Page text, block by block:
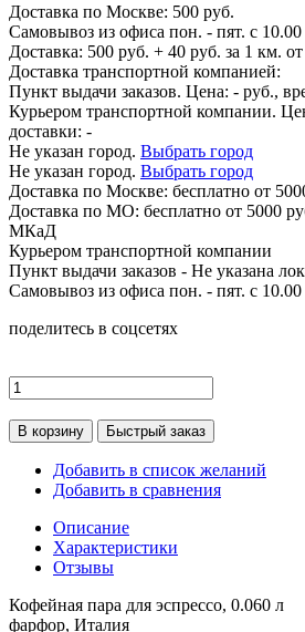
Доставка по Москве: 500 руб.
Самовывоз из офиса пон. - пят. с
Доставка: 500 руб. + 40 руб. за 1 км.
Доставка транспортной компанией:
Пункт выдачи заказов. Цена: - руб.,
Курьером транспортной компании.
доставки: -
Не указан город. Выбрать город
Не указан город. Выбрать город
Доставка по Москве: бесплатно от
Доставка по МО: бесплатно от 5000
МКаД
Курьером транспортной компании
Пункт выдачи заказов - Не указана
Самовывоз из офиса пон. - пят. с
поделитесь в соцсетях
В корзину Быстрый заказ
Добавить в список желаний
Добавить в сравнения
Описание
Характеристики
Отзывы
Кофейная пара для эспрессо, 0.060 л
фарфор, Италия